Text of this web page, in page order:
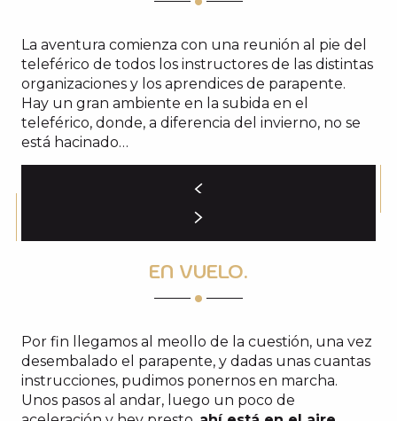
La aventura comienza con una reunión al pie del
teleférico de todos los instructores de las distintas
organizaciones y los aprendices de parapente.
Hay un gran ambiente en la subida en el
teleférico, donde, a diferencia del invierno, no se
está hacinado…
EN VUELO.
Por fin llegamos al meollo de la cuestión, una vez
desembalado el parapente, y dadas unas cuantas
instrucciones, pudimos ponernos en marcha.
Unos pasos al andar, luego un poco de